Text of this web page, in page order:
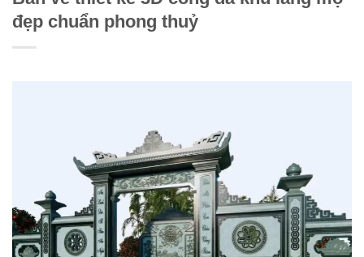
đẹp chuẩn phong thuỷ